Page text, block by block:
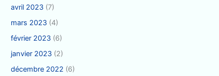
avril 2023 (7)
mars 2023 (4)
février 2023 (6)
janvier 2023 (2)
décembre 2022 (6)